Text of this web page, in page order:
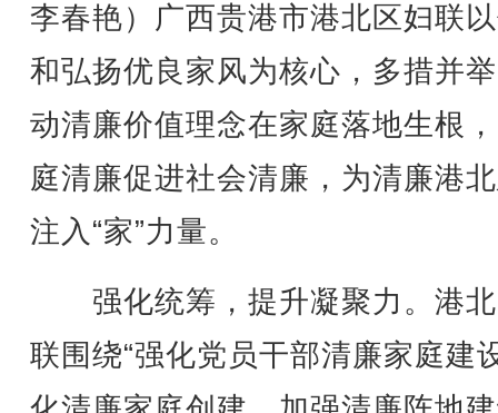
李春艳）广西贵港市港北区妇联
和弘扬优良家风为核心，多措并
动清廉价值理念在家庭落地生根
庭清廉促进社会清廉，为清廉港
注入“家”力量。
强化统筹，提升凝聚力。港
联围绕“强化党员干部清廉家庭建